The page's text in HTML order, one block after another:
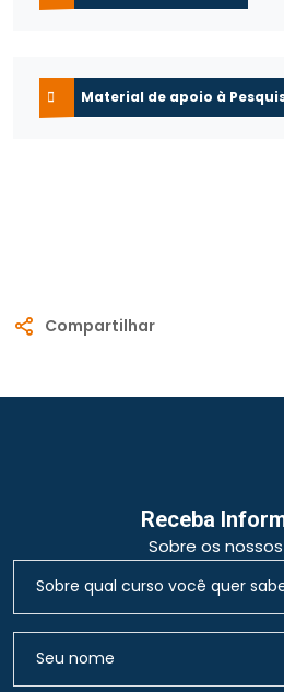
Material de apoio à
Compartilhar
Receba
Sobre os